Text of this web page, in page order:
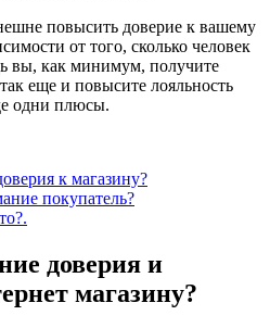
повысить доверие к вашему
от того, сколько человек
вы, как минимум, получите
еще и повысите лояльность
одни плюсы.
к магазину?
покупатель?
доверия и
магазину?